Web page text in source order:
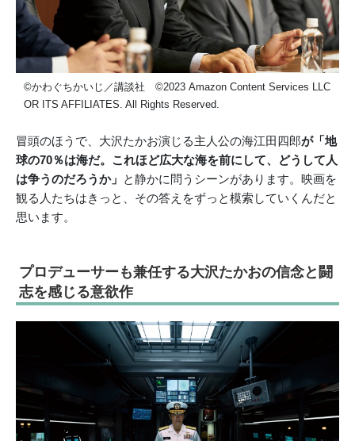
©かわぐちかいじ／講談社 ©2023 Amazon Content Services LLC
OR ITS AFFILIATES. All Rights Reserved.
冒頭のほうで、大沢たかお演じる主人公の海江田四郎が「地
球の70％は海だ。これほど広大な海を前にして、どうして人
は争うのだろうか」 と静かに問うシーンがあります。映画を
観る人たちはきっと、その答えをずっと模索していくんだと
思います。
プロデューサーも兼任する大沢たかおの信念と闘
志を感じる意欲作